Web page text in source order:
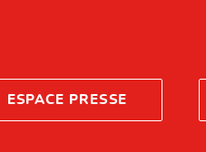
ESPACE PRESSE